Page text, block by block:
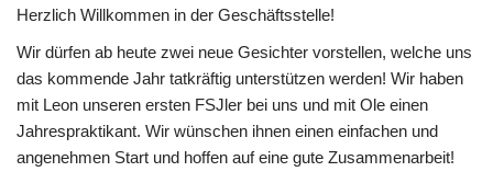
Herzlich Willkommen in der Geschäftsstelle!
Wir dürfen ab heute zwei neue Gesichter vorstellen, welche uns
das kommende Jahr tatkräftig unterstützen werden! Wir haben
mit Leon unseren ersten FSJler bei uns und mit Ole einen
Jahrespraktikant. Wir wünschen ihnen einen einfachen und
angenehmen Start und hoffen auf eine gute Zusammenarbeit!